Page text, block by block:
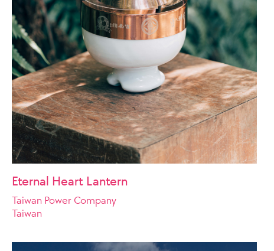
Eternal Heart Lantern
Taiwan Power Company
Taiwan